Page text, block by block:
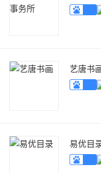
艺唐书
易优目